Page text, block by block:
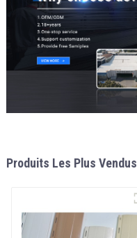
Produits Les Plus Vendus